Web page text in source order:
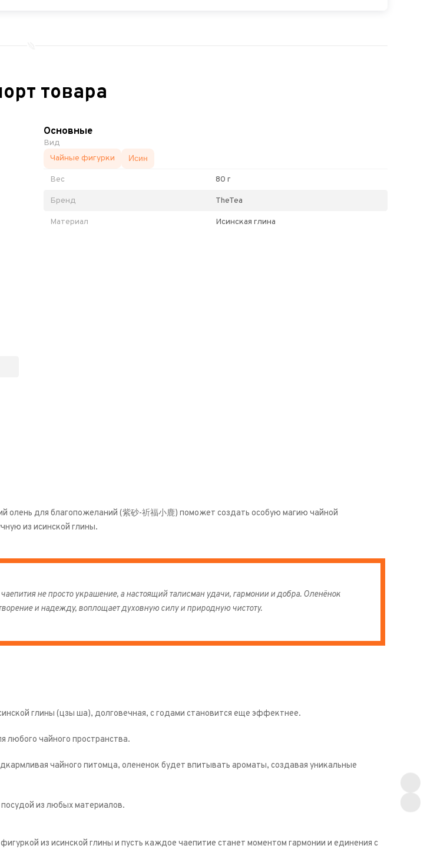
товара
Основные
Вид
Чайные фигурки
Исин
Вес 80 г
Бренд TheTea
Материал Исинская глина
олень для благопожеланий (紫砂-祈福小鹿) поможет создать особую магию чайной
из исинской глины.
не просто украшение, а настоящий талисман удачи, гармонии и добра. Оленёнок
и надежду, воплощает духовную силу и природную чистоту.
глины (цзы ша), долговечная, с годами становится еще эффектнее.
любого чайного пространства.
чайного питомца, олененок будет впитывать ароматы, создавая уникальные
из любых материалов.
из исинской глины и пусть каждое чаепитие станет моментом гармонии и единения с